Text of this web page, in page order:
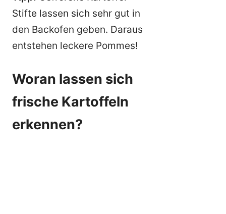
Stifte lassen sich sehr gut in
den Backofen geben. Daraus
entstehen leckere Pommes!
Woran lassen sich
frische Kartoffeln
erkennen?